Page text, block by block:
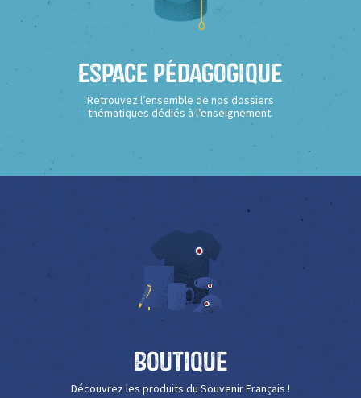
Espace Pédagogique
Retrouvez l’ensemble de nos dossiers
thématiques dédiés à l’enseignement.
Boutique
Découvrez les produits du Souvenir Français !